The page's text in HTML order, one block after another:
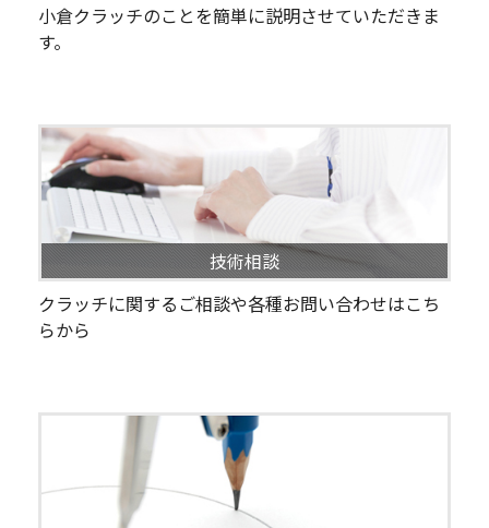
小倉クラッチのことを簡単に説明させていただきま
す。
技術相談
クラッチに関するご相談や各種お問い合わせはこち
らから